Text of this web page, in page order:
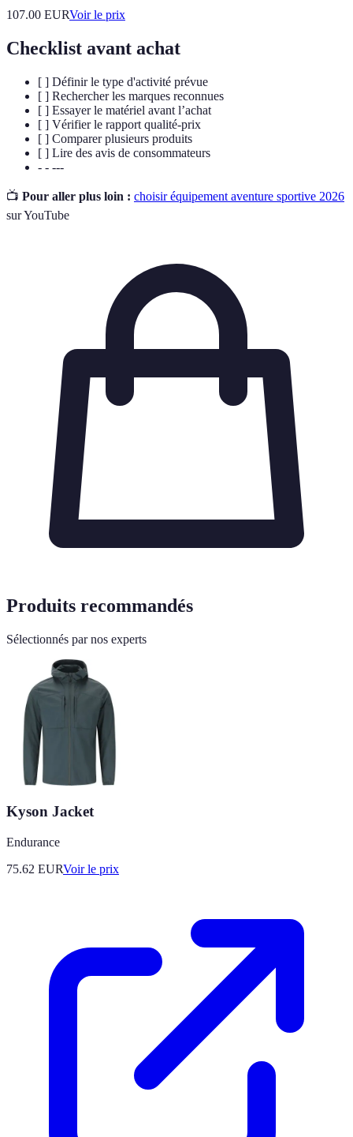
107.00 EURVoir le prix
Checklist avant achat
[ ] Définir le type d'activité prévue
[ ] Rechercher les marques reconnues
[ ] Essayer le matériel avant l’achat
[ ] Vérifier le rapport qualité-prix
[ ] Comparer plusieurs produits
[ ] Lire des avis de consommateurs
- - ---
📺 Pour aller plus loin : choisir équipement aventure sportive 2026
sur YouTube
Produits recommandés
Sélectionnés par nos experts
Kyson Jacket
Endurance
75.62 EURVoir le prix